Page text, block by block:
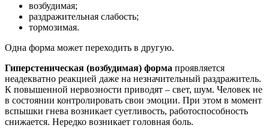
возбудимая;
раздражительная слабость;
тормозимая.
Одна форма может переходить в другую.
Гиперстеническая (возбудимая) форма проявляется
неадекватно реакцией даже на незначительный раздражитель.
К повышенной нервозности приводят – свет, шум. Человек не
в состоянии контролировать свои эмоции. При этом в момент
вспышки гнева возникает суетливость, работоспособность
снижается. Нередко возникает головная боль.